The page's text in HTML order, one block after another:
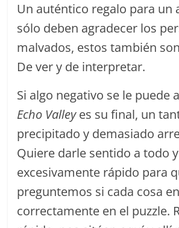
Un auténtico regalo para un
sólo deben agradecer los
malvados, estos también
De ver y de interpretar.
Si algo negativo se le puede
Echo Valleyes su final, un
precipitado y demasiado
Quiere darle sentido a todo
excesivamente rápido para
preguntemos si cada cosa
correctamente en el puzzle.